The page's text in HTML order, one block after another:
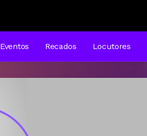
Eventos Recados Locutores